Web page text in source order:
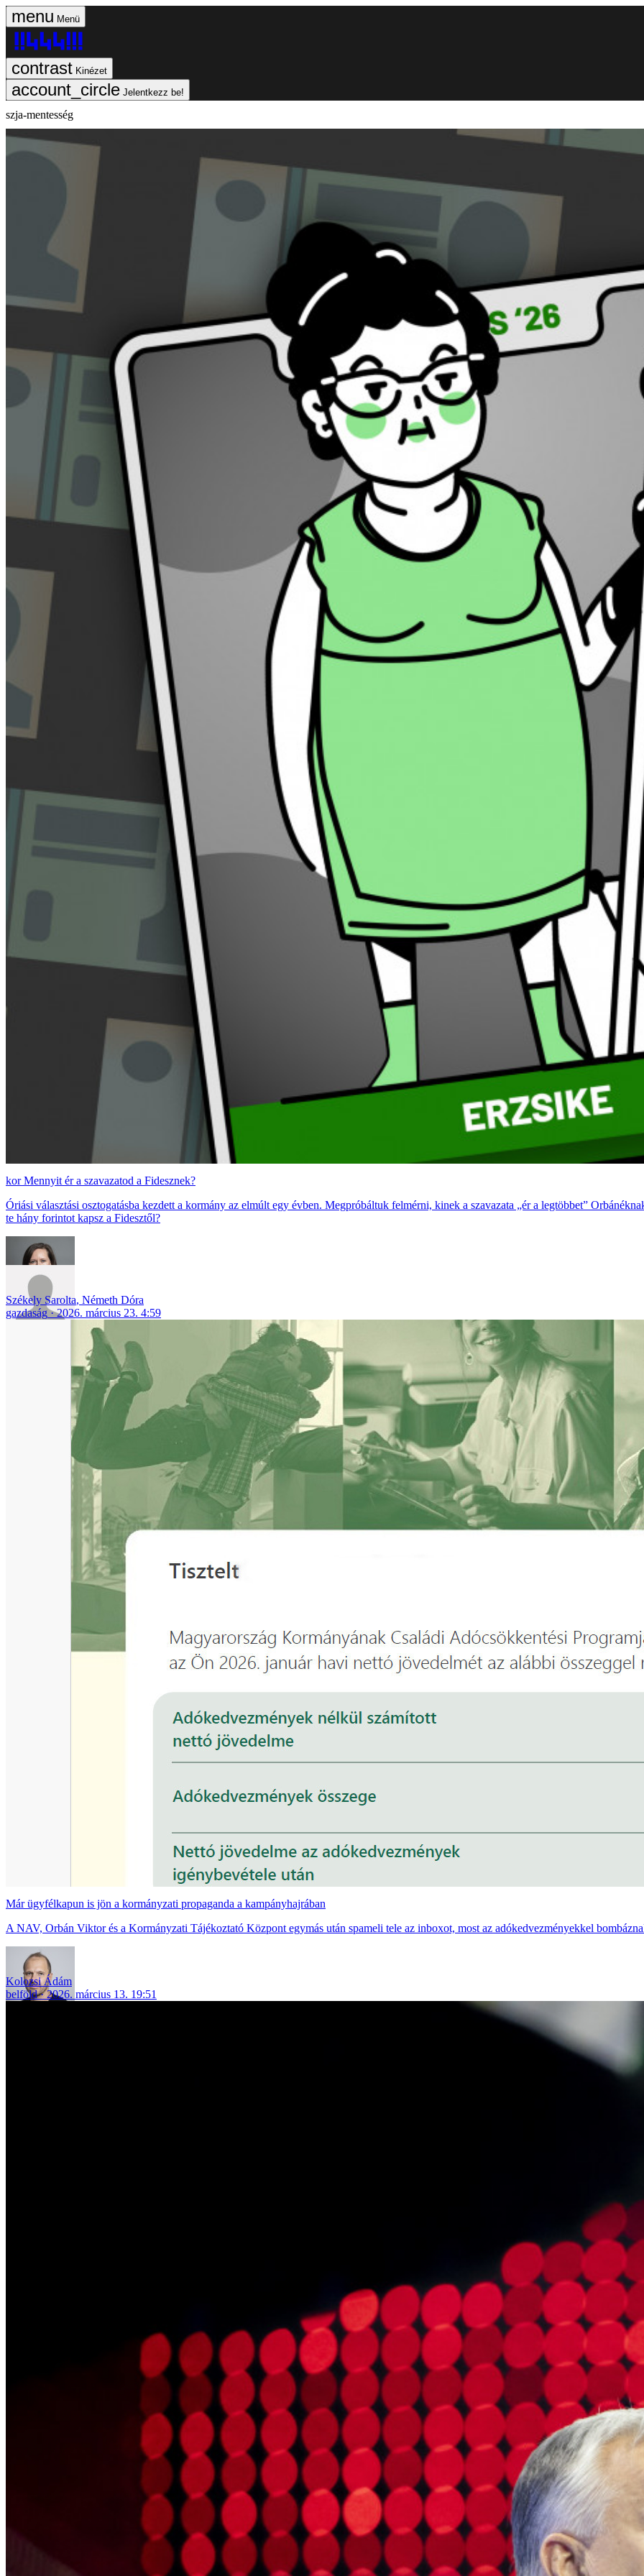
Menü
Kinézet
Jelentkezz be!
szja-mentesség
Mennyit ér a szavazatod a Fidesznek?
Óriási választási osztogatásba kezdett a kormány az elmúlt egy évben. Megpróbáltuk felmérni, kinek a szavazata „ér a legtöbbet”
te hány forintot kapsz a Fidesztől?
Székely Sarolta, Németh Dóra
gazdaság
2026. március 23. 4:59
Már ügyfélkapun is jön a kormányzati propaganda a kampányhajrában
A NAV, Orbán Viktor és a Kormányzati Tájékoztató Központ egymás után spameli tele az inboxot, most az adókedvezményekkel
Kolozsi Ádám
belföld
2026. március 13. 19:51